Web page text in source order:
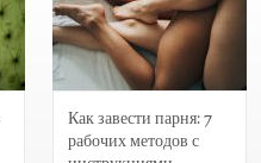
Как завести парня: 7
рабочих методов с